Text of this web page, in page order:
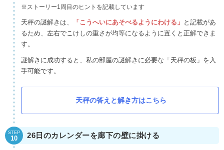
※ストーリー1周目のヒントを記載しています
天秤の謎解きは、 「こうへいにあそべるようにわける」 と記載があ
るため、左右でこけしの重さが均等になるように置くと正解できま
す。
謎解きに成功すると、私の部屋の謎解きに必要な「天秤の板」を入
手可能です。
天秤の答えと解き方はこちら
STEP
10 26日のカレンダーを廊下の壁に掛ける